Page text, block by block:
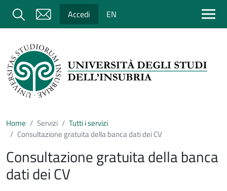
Salta al contenuto principale
Cerca Accedi EN
Home Servizi
Tutti i servizi
Consultazione gratuita della banca dati dei CV
Consultazione gratuita della banca
dati dei CV